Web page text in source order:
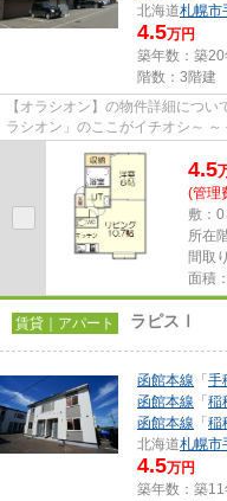
北海道札幌市
4.5万円
築年数：築20
階数：3階建
【オラシオン】の物件詳細について 住所：札幌市手稲区曙三条3丁目1-10 ～
ラシオン」のここがイチオシ～ ～ 手稲駅北口側、曙図書館等の文教施設が利用し
4.5
(管理
敷：
所在
間取
面積
賃貸｜アパート ラピスⅠ
函館本線 「 手
函館本線 「 稲
函館本線 「 稲
北海道札幌市
4.5万円
築年数：築11